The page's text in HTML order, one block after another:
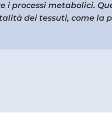
i processi metabolici.
dei tessuti, come la